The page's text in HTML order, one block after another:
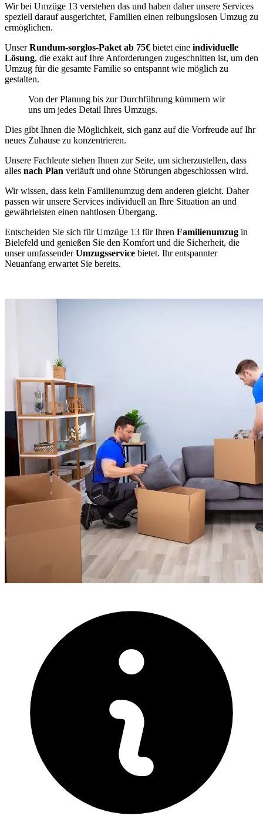
Wir bei Umzüge 13 verstehen das und haben daher unsere Services
speziell darauf ausgerichtet, Familien einen reibungslosen Umzug zu
ermöglichen.
UnserRundum-sorglos-Paket ab 75€ bietet eine individuelle
Lösung, die exakt auf Ihre Anforderungen zugeschnitten ist, um den
Umzug für die gesamte Familie so entspannt wie möglich zu
gestalten.
Von der Planung bis zur Durchführung kümmern wir
uns um jedes Detail Ihres Umzugs.
Dies gibt Ihnen die Möglichkeit, sich ganz auf die Vorfreude auf Ihr
neues Zuhause zu konzentrieren.
Unsere Fachleute stehen Ihnen zur Seite, um sicherzustellen, dass
alles nach Plan verläuft und ohne Störungen abgeschlossen wird.
Wir wissen, dass kein Familienumzug dem anderen gleicht. Daher
passen wir unsere Services individuell an Ihre Situation an und
gewährleisten einen nahtlosen Übergang.
Entscheiden Sie sich für Umzüge 13 für Ihren Familienumzug in
Bielefeld und genießen Sie den Komfort und die Sicherheit, die
unser umfassenderUmzugsservice bietet. Ihr entspannter
Neuanfang erwartet Sie bereits.